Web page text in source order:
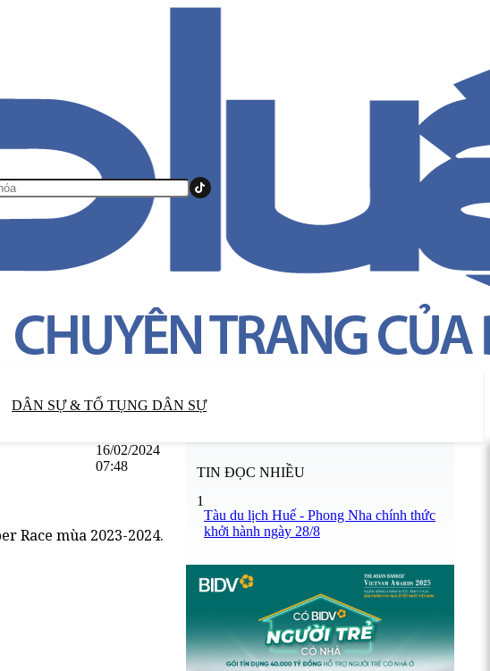
DÂN SỰ & TỐ TỤNG DÂN SỰ
16/02/2024
07:48
Race mùa 2023-2024.
TIN ĐỌC NHIỀU
1
Tàu du lịch Huế - Phong Nha chính thức
khởi hành ngày 28/8